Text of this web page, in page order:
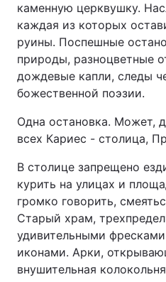
каменную церквушку.
каждая из которых
руины. Поспешные
природы, разноцветные
дождевые капли, следы
божественной поэзии.
Одна остановка. Может,
всех Кариес - столица,
В столице запрещено
курить на улицах и
громко говорить,
Старый храм,
удивительными
иконами. Арки,
внушительная